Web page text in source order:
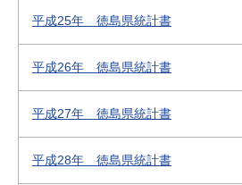
平成25年 徳島県統計書
平成26年 徳島県統計書
平成27年 徳島県統計書
平成28年 徳島県統計書